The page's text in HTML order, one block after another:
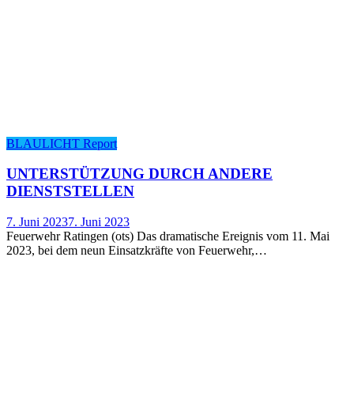
BLAULICHT Report
UNTER­STÜT­ZUNG DURCH ANDE­RE
DIENSTSTELLEN
7. Juni 20237. Juni 2023
Feuerwehr Ratingen (ots) Das dramatische Ereignis vom 11. Mai
2023, bei dem neun Einsatzkräfte von Feuerwehr,…